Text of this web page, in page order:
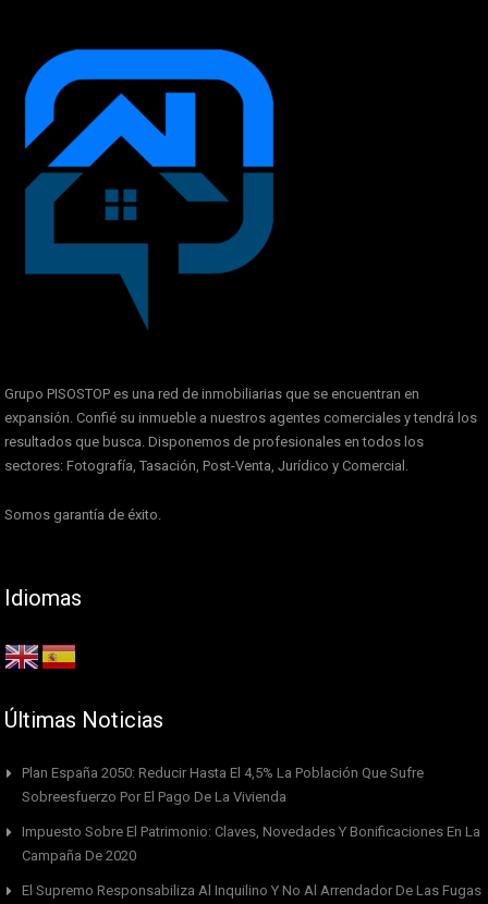
Grupo PISOSTOP es una red de inmobiliarias que se encuentran en
expansión. Confié su inmueble a nuestros agentes comerciales y tendrá los
resultados que busca. Disponemos de profesionales en todos los
sectores: Fotografía, Tasación, Post-Venta, Jurídico y Comercial.
Somos garantía de éxito.
Idiomas
Últimas Noticias
Plan España 2050: Reducir Hasta El 4,5% La Población Que Sufre
Sobreesfuerzo Por El Pago De La Vivienda
Impuesto Sobre El Patrimonio: Claves, Novedades Y Bonificaciones En La
Campaña De 2020
El Supremo Responsabiliza Al Inquilino Y No Al Arrendador De Las Fugas